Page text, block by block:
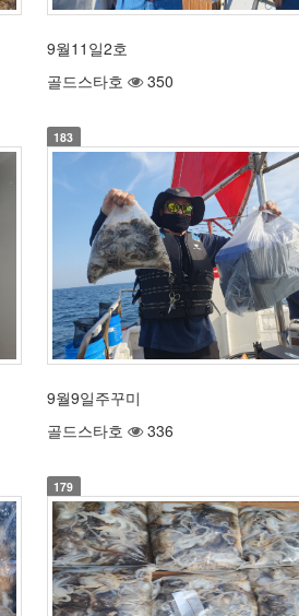
9월11일2호
골드스타호
350
183
9월9일주꾸미
골드스타호
336
179